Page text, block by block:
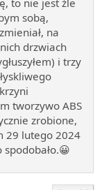
sobą,
na
drzwiach
i trzy
tworzywo ABS
zrobione,
29 lutego 2024